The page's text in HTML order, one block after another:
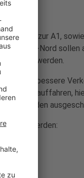
von und zur A1,
Köln-Nord sollen
werden.
eine bessere
Köln auffahren,
werden
werden: